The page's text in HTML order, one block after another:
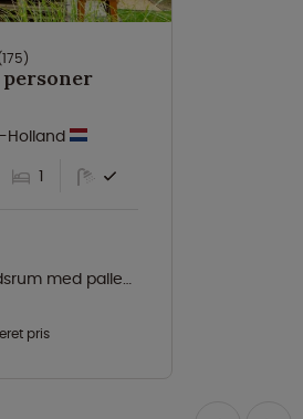
House - 2 personer
Holland
1
med palleovn
pris